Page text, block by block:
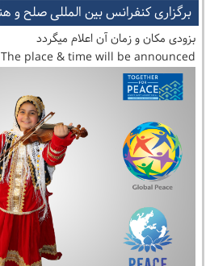
Conference on Peace & Art
بزودی مکان و زمان آن اعلام میگردد
The place & time will be announced